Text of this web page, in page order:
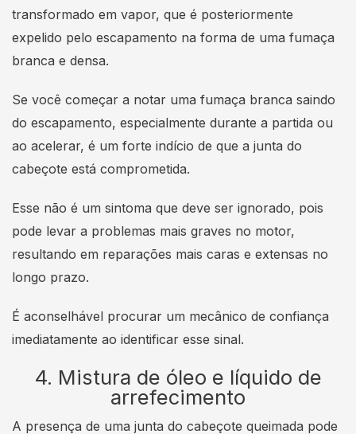
transformado em vapor, que é posteriormente
expelido pelo escapamento na forma de uma fumaça
branca e densa.
Se você começar a notar uma fumaça branca saindo
do escapamento, especialmente durante a partida ou
ao acelerar, é um forte indício de que a junta do
cabeçote está comprometida.
Esse não é um sintoma que deve ser ignorado, pois
pode levar a problemas mais graves no motor,
resultando em reparações mais caras e extensas no
longo prazo.
É aconselhável procurar um mecânico de confiança
imediatamente ao identificar esse sinal.
4. Mistura de óleo e líquido de
arrefecimento
A presença de uma junta do cabeçote queimada pode